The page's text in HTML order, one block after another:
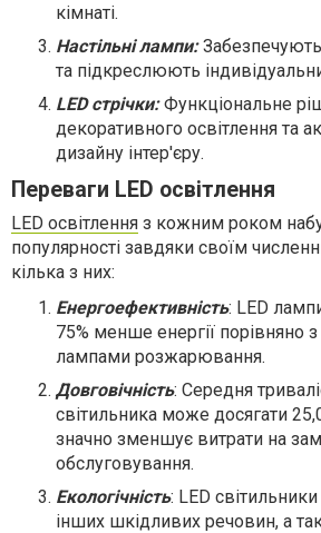
кімнаті.
Настільні лампи:Забезпечують
та підкреслюють
LED стрічки:Функціональне
декоративного освітлення та
дизайну інтер'єру.
Переваги LED освітлення
LED освітлення з кожним роком
популярності завдяки своїм
кілька з них:
Енергоефективність: LED
75% менше енергії порівняно
лампами розжарювання.
Довговічність: Середня
світильника може досягати
значно зменшує витрати на
обслуговування.
Екологічність: LED світильники
інших шкідливих речовин, а